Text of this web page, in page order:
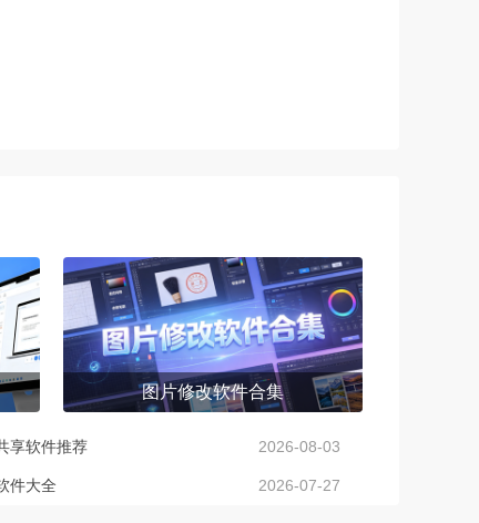
图片修改软件合集
享软件推荐 2026-08-03
件大全 2026-07-27